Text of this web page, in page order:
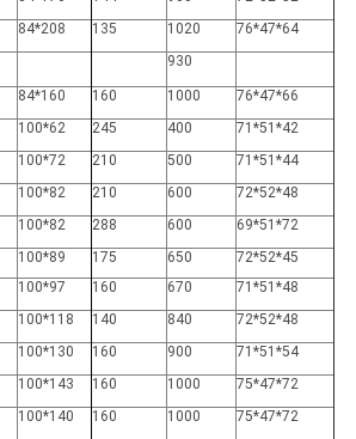
84*208 135 1020
76*47*64
930
84*160 160 1000
76*47*66
100*62 245 400
71*51*42
100*72 210 500
71*51*44
100*82 210 600
72*52*48
100*82 288 600
69*51*72
100*89 175 650
72*52*45
100*97 160 670
71*51*48
100*118 140 840
72*52*48
100*130 160 900
71*51*54
100*143 160 1000
75*47*72
100*140 160 1000
75*47*72